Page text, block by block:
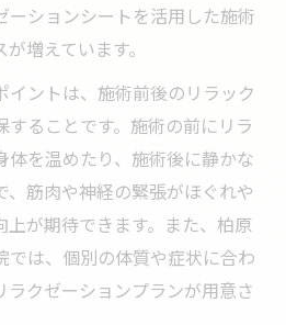
ーションシートを活用した施術
増えています。
イントは、施術前後のリラック
することです。施術の前にリラ
体を温めたり、施術後に静かな
、筋肉や神経の緊張がほぐれや
上が期待できます。また、柏原
では、個別の体質や症状に合わ
クゼーションプランが用意さ